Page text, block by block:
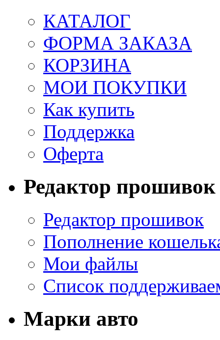
КАТАЛОГ
ФОРМА ЗАКАЗА
КОРЗИНА
МОИ ПОКУПКИ
Как купить
Поддержка
Оферта
Редактор прошивок
Редактор прошивок
Пополнение
Мои файлы
Список
Марки авто